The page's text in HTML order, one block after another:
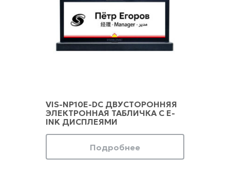
VIS-NP10E-DC ДВУСТОРОННЯЯ
ЭЛЕКТРОННАЯ ТАБЛИЧКА С E-
INK ДИСПЛЕЯМИ
Подробнее